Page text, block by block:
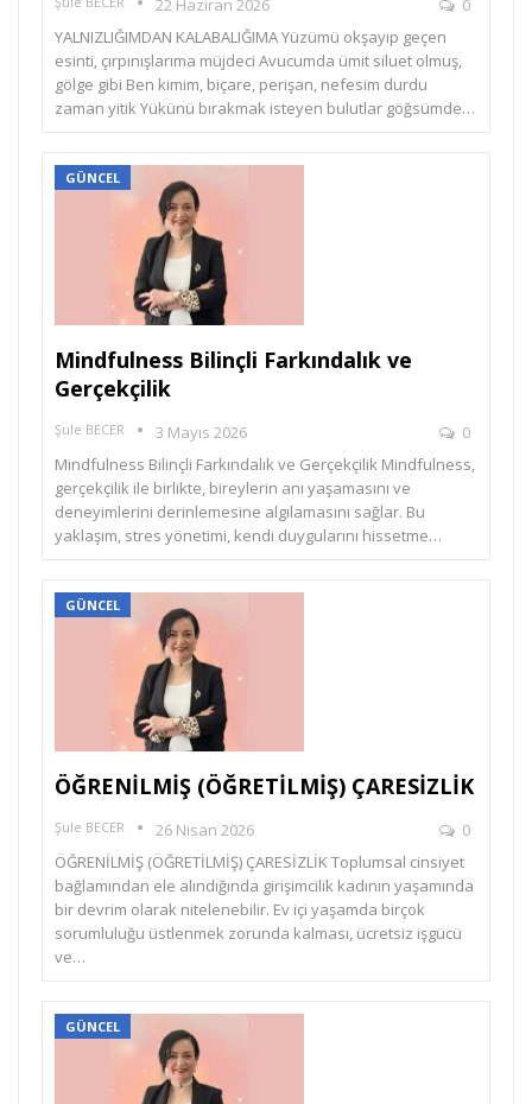
22 Haziran 2026
0
YALNIZLIĞIMDAN KALABALIĞIMA Yüzümü okşayıp geçen
esinti, çırpınışlarıma müjdeci Avucumda ümit siluet olmuş,
gölge gibi Ben kimim, biçare, perişan, nefesim durdu
zaman yitik Yükünü bırakmak isteyen bulutlar göğsümde…
GÜNCEL
Mindfulness Bilinçli Farkındalık ve
Gerçekçilik
Şule BECER 3 Mayıs 2026
0
Mindfulness Bilinçli Farkındalık ve Gerçekçilik Mindfulness,
gerçekçilik ile birlikte, bireylerin anı yaşamasını ve
deneyimlerini derinlemesine algılamasını sağlar. Bu
yaklaşım, stres yönetimi, kendi duygularını hissetme…
GÜNCEL
ÖĞRENİLMİŞ (ÖĞRETİLMİŞ) ÇARESİZLİK
Şule BECER 26 Nisan 2026
0
ÖĞRENİLMİŞ (ÖĞRETİLMİŞ) ÇARESİZLİK Toplumsal cinsiyet
bağlamından ele alındığında girişimcilik kadının yaşamında
bir devrim olarak nitelenebilir. Ev içi yaşamda birçok
sorumluluğu üstlenmek zorunda kalması, ücretsiz işgücü
ve…
GÜNCEL